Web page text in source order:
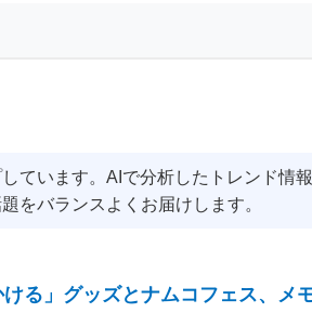
ています。AIで分析したトレンド情
をバランスよくお届けします。
る」グッズとナムコフェス、メ